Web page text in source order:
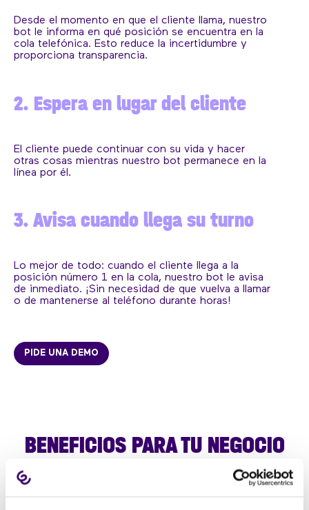
Desde el momento en que el cliente llama, nuestro
bot le informa en qué posición se encuentra en la
cola telefónica. Esto reduce la incertidumbre y
proporciona transparencia.
2. Espera en lugar del cliente
El cliente puede continuar con su vida y hacer
otras cosas mientras nuestro bot permanece en la
línea por él.
3. Avisa cuando llega su turno
Lo mejor de todo: cuando el cliente llega a la
posición número 1 en la cola, nuestro bot le avisa
de inmediato. ¡Sin necesidad de que vuelva a llamar
o de mantenerse al teléfono durante horas!
PIDE UNA DEMO
BENEFICIOS PARA TU NEGOCIO